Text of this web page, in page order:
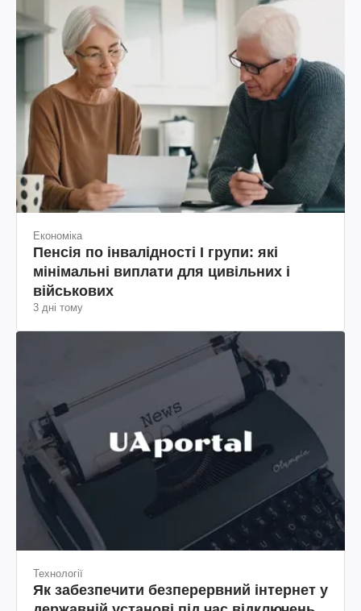
Економіка
Пенсія по інвалідності I групи: які
мінімальні виплати для цивільних і
військових
3 дні тому
Технології
Як забезпечити безперервний інтернет у